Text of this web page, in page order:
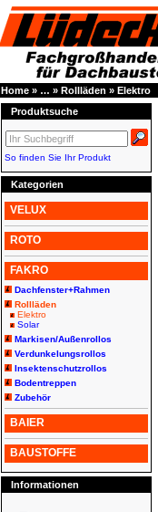
Home » … » Rollläden » Elektro
Produktsuche
So finden Sie Ihr Produkt
Kategorien
VELUX
ROTO
FAKRO
Dachfenster+Rahmen
Rollläden
Elektro
Solar
Markisen/Außenrollos
Verdunkelungsrollos
Insektenschutzrollos
Bodentreppen
Zubehör
BAIER
BAUSTOFFE
Informationen